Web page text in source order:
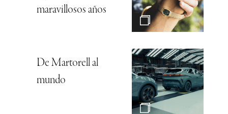
maravillosos años
De Martorell al
mundo